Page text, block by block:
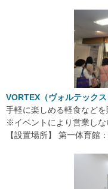
VORTEX（ヴォルテックス
手軽に楽しめる軽食などを
※イベントにより営業しな
【設置場所】 第一体育館